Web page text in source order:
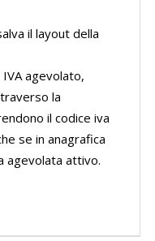
il layout della
agevolato,
la
il codice iva
se in anagrafica
agevolata attivo.